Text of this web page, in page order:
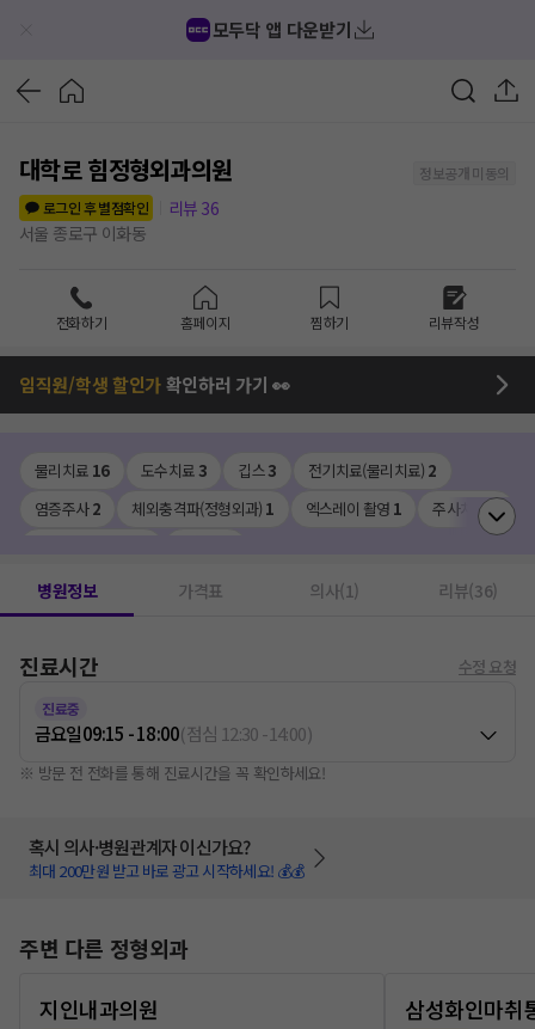
모두닥 앱 다운받기
대학로 힘정형외과의원
정보공개 미동의
로그인 후 별점확인
리뷰 36
서울 종로구 이화동
전화하기 홈페이지 찜하기 리뷰작성
임직원/학생 할인가확인하러 가기 👀
물리치료 16 도수치료3 깁스3 전기치료(물리치료) 2
염증주사2 체외충격파(정형외과) 1 엑스레이 촬영 1 주사치료1
병원정보 가격표 의사(1) 리뷰(36)
진료시간 수정 요청
진료중
금요일09:15 - 18:00(점심 12:30-14:00)
※ 방문 전 전화를 통해 진료시간을 꼭 확인하세요!
혹시 의사·병원관계자 이신가요?
최대 200만원 받고 바로 광고 시작하세요! 💰💰
주변 다른 정형외과
지인내과의원
삼성화인마취